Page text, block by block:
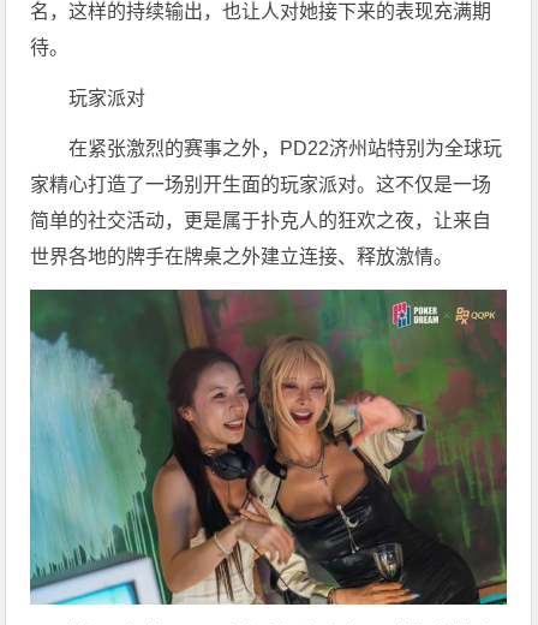
名，这样的持续输出，也让人对她接下来的表现充满期
待。
玩家派对
在紧张激烈的赛事之外，PD22济州站特别为全球玩
家精心打造了一场别开生面的玩家派对。这不仅是一场
简单的社交活动，更是属于扑克人的狂欢之夜，让来自
世界各地的牌手在牌桌之外建立连接、释放激情。